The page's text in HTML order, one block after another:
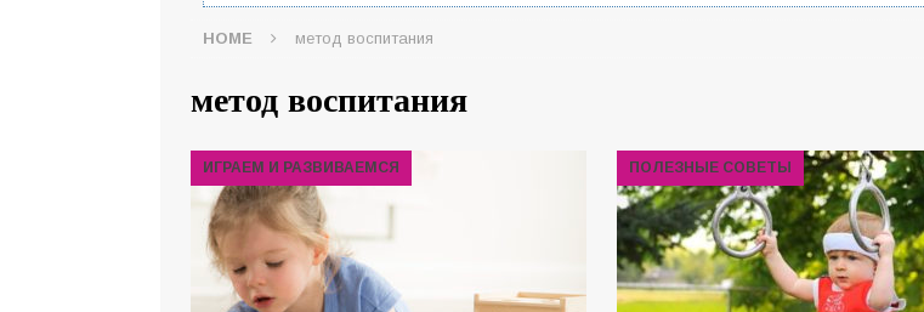
HOME метод воспитания
метод воспитания
ИГРАЕМ И РАЗВИВАЕМСЯ ПОЛЕЗНЫЕ СОВЕТЫ